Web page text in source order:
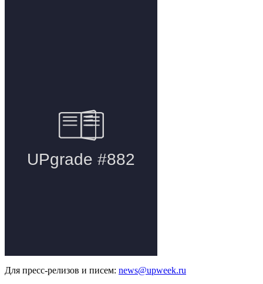
Для пресс-релизов и писем: news@upweek.ru